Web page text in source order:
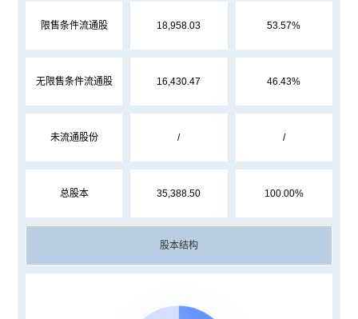
限售条件流通股
无限售条件流通股
未流通股份
总股本
18,958.03
16,430.47
/
35,388.50
53.57%
46.43%
/
100.00%
股本结构